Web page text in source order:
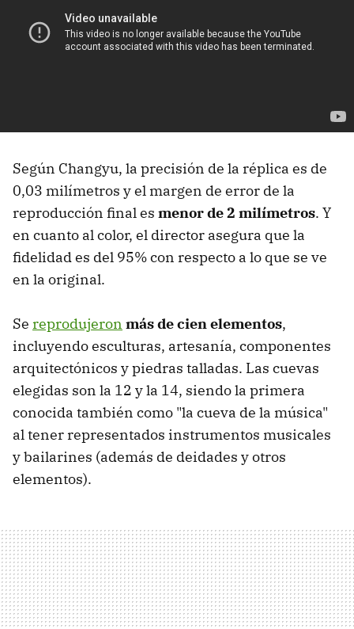
Según Changyu, la precisión de la réplica es de
0,03 milímetros y el margen de error de la
reproducción final es menor de 2 milímetros. Y
en cuanto al color, el director asegura que la
fidelidad es del 95% con respecto a lo que se ve
en la original.
Se reprodujeron más de cien elementos,
incluyendo esculturas, artesanía, componentes
arquitectónicos y piedras talladas. Las cuevas
elegidas son la 12 y la 14, siendo la primera
conocida también como "la cueva de la música"
al tener representados instrumentos musicales
y bailarines (además de deidades y otros
elementos).